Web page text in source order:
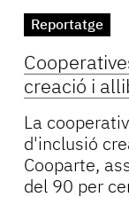
Reportatge
creació i
La
d'inclusió
Cooparte,
del 90 per